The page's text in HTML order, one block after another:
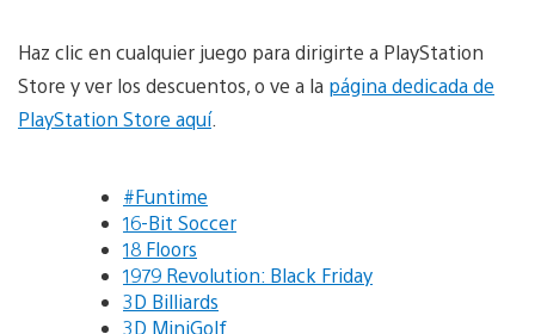
Haz clic en cualquier juego para dirigirte a PlayStation
Store y ver los descuentos, o ve a la página dedicada de
PlayStation Store aquí.
#Funtime
16-Bit Soccer
18 Floors
1979 Revolution: Black Friday
3D Billiards
3D MiniGolf